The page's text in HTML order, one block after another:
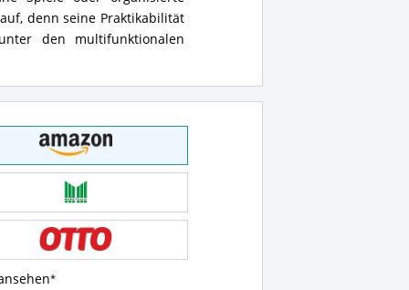
Spiele oder organisierte
denn seine Praktikabilität
den multifunktionalen